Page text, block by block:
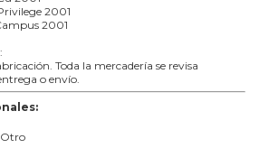
2001
2001
Toda la mercadería se revisa
o envío.
Otro